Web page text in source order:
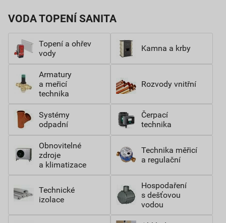
VODA TOPENÍ SANITA
Topení a ohřev
vody
Kamna a krby
Armatury
a meřicí
technika
Rozvody vnitřní
Systémy
odpadní
Čerpací
technika
Obnovitelné
zdroje
a klimatizace
Technika měřicí
a regulační
Technické
izolace
Hospodaření
s dešťovou
vodou